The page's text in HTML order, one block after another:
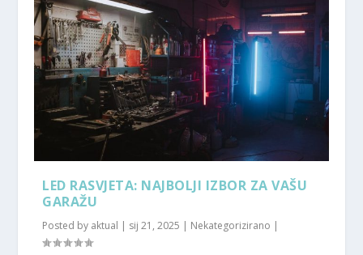
LED RASVJETA: NAJBOLJI IZBOR ZA VAŠU
GARAŽU
Posted by aktual | sij 21, 2025 | Nekategorizirano |